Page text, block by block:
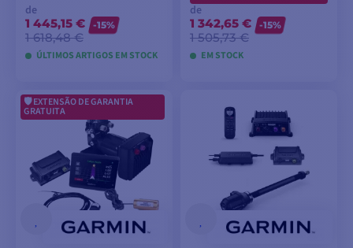
de
1 445,15 €
1 618,48 €
-15%
ÚLTIMOS ARTIGOS EM STOCK
VER MODELOS
de
1 342,65 €
1 505,73 €
-15%
EM STOCK
VER MODELOS
EXTENSÃO DE GARANTIA
GRATUITA